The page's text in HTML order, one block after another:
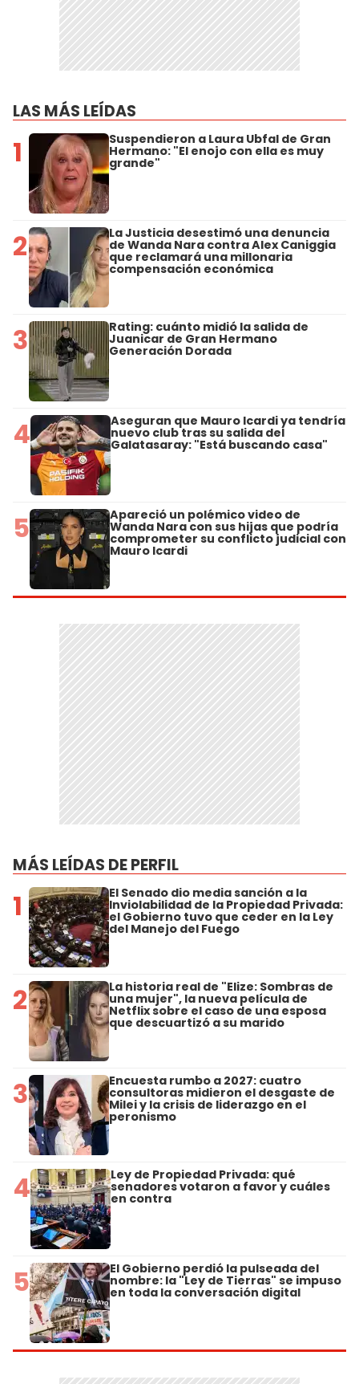
LAS MÁS LEÍDAS
1 Suspendieron a Laura Ubfal de Gran
Hermano: "El enojo con ella es muy
grande"
2 La Justicia desestimó una denuncia
de Wanda Nara contra Alex Caniggia
que reclamará una millonaria
compensación económica
3 Rating: cuánto midió la salida de
Juanicar de Gran Hermano
Generación Dorada
4 Aseguran que Mauro Icardi ya tendría
nuevo club tras su salida del
Galatasaray: "Está buscando casa"
5 Apareció un polémico video de
Wanda Nara con sus hijas que podría
comprometer su conflicto judicial con
Mauro Icardi
MÁS LEÍDAS DE PERFIL
1 El Senado dio media sanción a la
Inviolabilidad de la Propiedad Privada:
el Gobierno tuvo que ceder en la Ley
del Manejo del Fuego
2 La historia real de "Elize: Sombras de
una mujer", la nueva película de
Netflix sobre el caso de una esposa
que descuartizó a su marido
3 Encuesta rumbo a 2027: cuatro
consultoras midieron el desgaste de
Milei y la crisis de liderazgo en el
peronismo
4 Ley de Propiedad Privada: qué
senadores votaron a favor y cuáles
en contra
5 El Gobierno perdió la pulseada del
nombre: la "Ley de Tierras" se impuso
en toda la conversación digital